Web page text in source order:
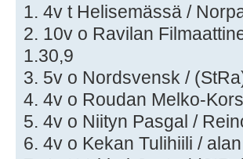
1. 4v t Helisemässä /
2. 10v o Ravilan
1.30,9
3. 5v o Nordsvensk /
4. 4v o Roudan Melko-
5. 4v o Niityn Pasgal /
6. 4v o Kekan Tulihiili /